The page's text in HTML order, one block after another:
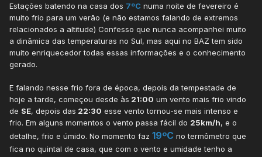
Estações batendo na casa dos 7ºC numa noite de fevereiro é
muito frio para um verão (e não estamos falando de extremos
relacionados a altitude) Confesso que nunca acompanhei muito
a dinâmica das temperaturas no Sul, mas aqui no BAZ tem sido
muito enriquecedor todas essas informações e o conhecimento
gerado.
E falando nesse frio fora de época, depois da tempestade de
hoje a tarde, começou desde às 21:00 um vento mais frio vindo
de SE, depois das 22:30 esse vento tornou-se mais intenso e
frio. Em alguns momentos o vento passa fácil do 25km/h, e o
detalhe, frio e úmido. No momento faz 19ºC no termômetro que
fica no quintal de casa, que com o vento e umidade tenho a